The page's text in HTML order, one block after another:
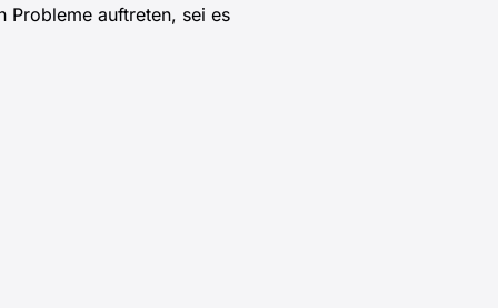
Probleme auftreten, sei es